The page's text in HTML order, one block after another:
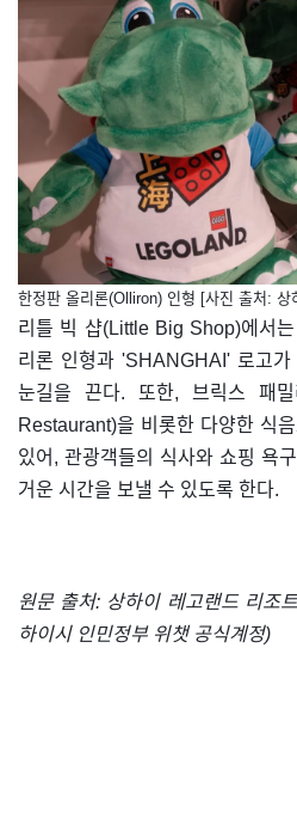
한정판 올리론(Olliron) 인형 [사진 출처: 상
리틀 빅 샵(Little Big Shop)에서
리론 인형과 'SHANGHAI' 로고
눈길을 끈다. 또한, 브릭스 패
Restaurant)을 비롯한 다양한 식
있어, 관광객들의 식사와 쇼핑 욕
거운 시간을 보낼 수 있도록 한다.
원문 출처: 상하이 레고랜드 리조
하이시 인민정부 위챗 공식계정)